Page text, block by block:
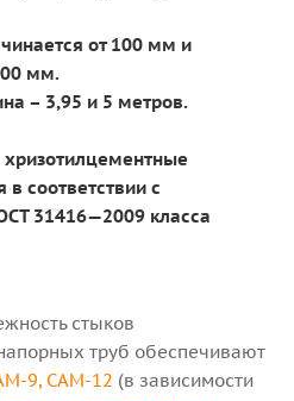
от 100 мм и
мм.
– 3,95 и 5 метров.
в соответствии с
31416—2009 класса
стыков
труб обеспечивают
9, САМ-12 (в зависимости